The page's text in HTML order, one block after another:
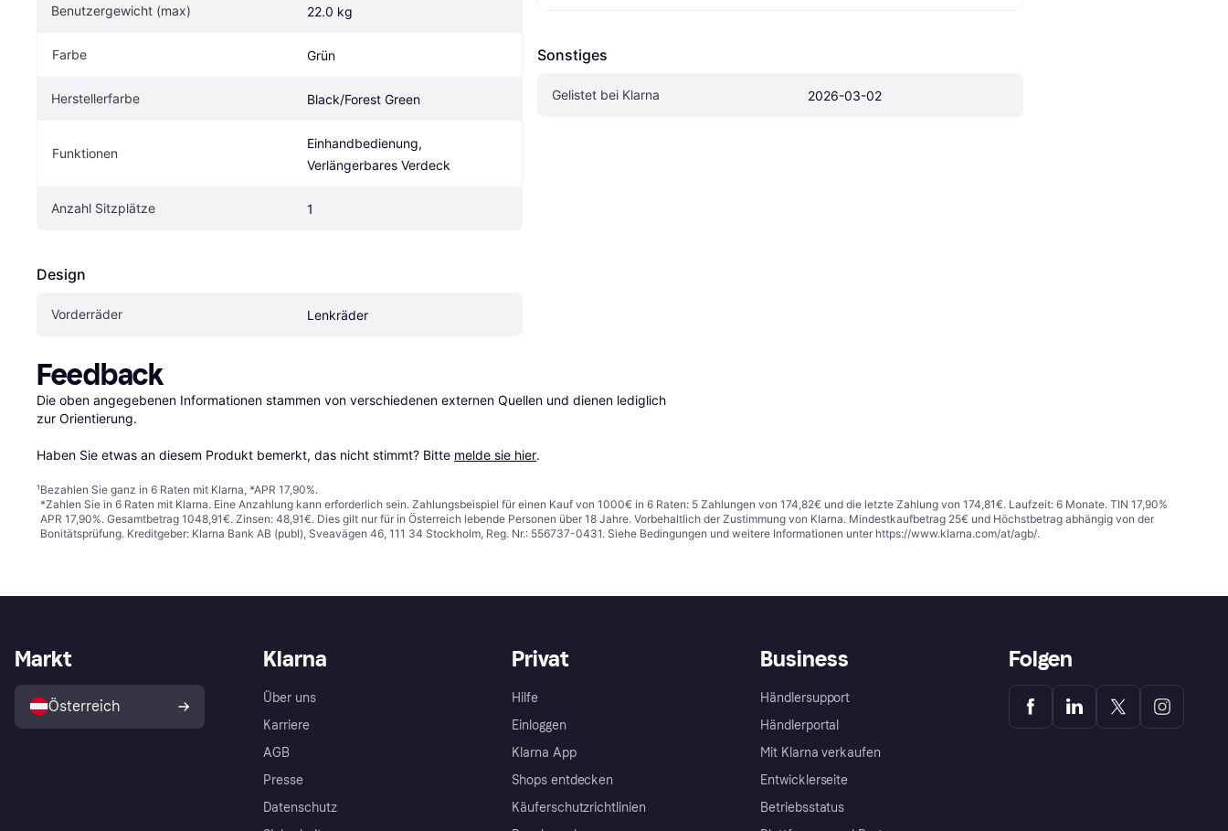
Benutzergewicht (max) 22.0 kg
Farbe Grün
Herstellerfarbe Black/Forest Green
Funktionen
Einhandbedienung,
Verlängerbares Verdeck
Anzahl Sitzplätze 1
Design
Vorderräder Lenkräder
Sonstiges
Gelistet bei Klarna 2026-03-02
Feedback
Die oben angegebenen Informationen stammen von verschiedenen externen Quellen und dienen lediglich
zur Orientierung.
Haben Sie etwas an diesem Produkt bemerkt, das nicht stimmt? Bitte melde sie hier.
¹Bezahlen Sie ganz in 6 Raten mit Klarna, *APR 17,90%.
*Zahlen Sie in 6 Raten mit Klarna. Eine Anzahlung kann erforderlich sein. Zahlungsbeispiel für einen Kauf von 1000€ in 6 Raten: 5 Zahlungen von 174,82€ und die letzte Zahlung von 174,81€. Laufzeit: 6 Monate. TIN 17,90%
APR 17,90%. Gesamtbetrag 1048,91€. Zinsen: 48,91€. Dies gilt nur für in Österreich lebende Personen über 18 Jahre. Vorbehaltlich der Zustimmung von Klarna. Mindestkaufbetrag 25€ und Höchstbetrag abhängig von der
Bonitätsprüfung. Kreditgeber: Klarna Bank AB (publ), Sveavägen 46, 111 34 Stockholm, Reg. Nr.: 556737-0431. Siehe Bedingungen und weitere Informationen unter https://www.klarna.com/at/agb/.
Klarna
Über uns
Karriere
AGB
Presse
Datenschutz
Privat
Hilfe
Einloggen
Klarna App
Shops entdecken
Käuferschutzrichtlinien
Business
Händlersupport
Händlerportal
Mit Klarna verkaufen
Entwicklerseite
Betriebsstatus
Markt
Österreich
Folgen